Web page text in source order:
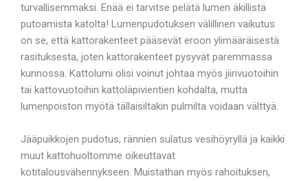
turvallisemmaksi. Enää ei tarvitse pelätä lumen äkillistä
putoamista katolta! Lumenpudotuksen välillinen vaikutus
on se, että kattorakenteet pääsevät eroon ylimääräisestä
rasituksesta, joten kattorakenteet pysyvät paremmassa
kunnossa. Kattolumi olisi voinut johtaa myös jiirivuotoihin
tai kattovuotoihin kattoläpivientien kohdalta, mutta
lumenpoiston myötä tällaisiltakin pulmilta voidaan välttyä.
Jääpuikkojen pudotus, rännien sulatus vesihöyryllä ja kaikki
muut kattohuoltomme oikeuttavat
kotitalousvähennykseen. Muistathan myös rahoituksen,